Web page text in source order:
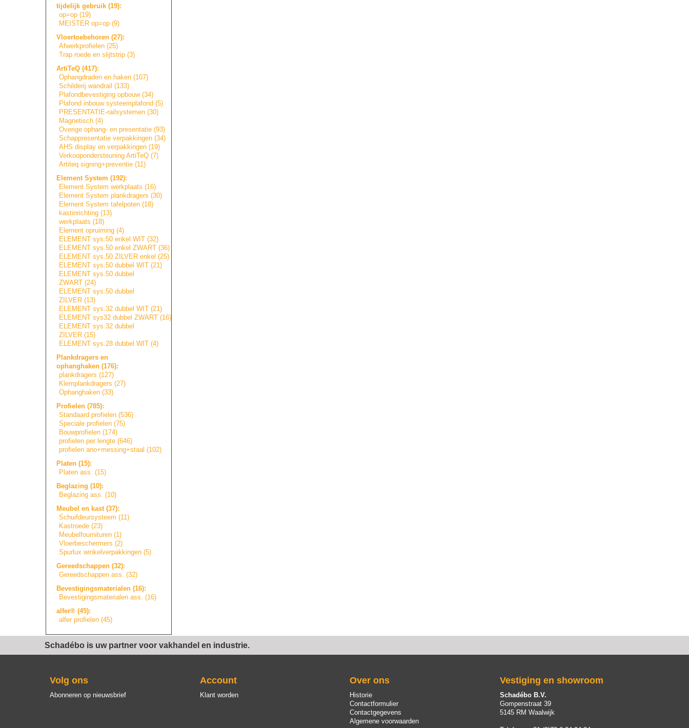
tijdelijk gebruik (19):
op=op (19)
MEISTER op=op (9)
Vloertoebehoren (27):
Afwerkprofielen (25)
Trap roede en slijtstrip (3)
ArtiTeQ (417):
Ophangdraden en haken (107)
Schilderij wandrail (133)
Plafondbevestiging opbouw (34)
Plafond inbouw systeemplafond (5)
PRESENTATIE-rail systemen (30)
Magnetisch (4)
Overige ophang- en presentatie (93)
Schappresentatie verpakkingen (34)
AHS display en verpakkingen (19)
Verkoopondersteuning ArtiTeQ (7)
Artiteq signing+preventie (11)
Element System (192):
Element System werkplaats (16)
Element System plankdragers (30)
Element System tafelpoten (18)
kastinrichting (13)
werkplaats (18)
Element opruiming (4)
ELEMENT sys.50 enkel WIT (32)
ELEMENT sys.50 enkel ZWART (36)
ELEMENT sys.50 ZILVER enkel (25)
ELEMENT sys.50 dubbel WIT (21)
ELEMENT sys.50 dubbel
ZWART (24)
ELEMENT sys.50 dubbel
ZILVER (13)
ELEMENT sys.32 dubbel WIT (21)
ELEMENT sys32 dubbel ZWART (16)
ELEMENT sys.32 dubbel
ZILVER (15)
ELEMENT sys.28 dubbel WIT (4)
Plankdragers en
ophanghaken (176):
plankdragers (127)
Klemplankdragers (27)
Ophanghaken (33)
Profielen (785):
Standaard profielen (536)
Speciale profielen (75)
Bouwprofielen (174)
profielen per lengte (646)
profielen ano+messing+staal (102)
Platen (15):
Platen ass. (15)
Beglazing (10):
Beglazing ass. (10)
Meubel en kast (37):
Schuifdeursysteem (11)
Kastroede (23)
Meubelfournituren (1)
Vloerbeschermers (2)
Spurlux winkelverpakkingen (5)
Gereedschappen (32):
Gereedschappen ass. (32)
Bevestigingsmaterial en (16):
Bevestigingsmaterialen ass. (16)
alfer® (45):
alfer profielen (45)
Schadébo is uw partner voor vakhandel en industrie.
Volg ons
Abonneren op nieuwsbrief
Account
Klant worden
Over ons
Historie
Contactformulier
Contactgegevens
Algemene voorwaarden
Vestiging en showroom
Schadébo B.V.
Gompenstraat 39
5145 RM Waalwijk